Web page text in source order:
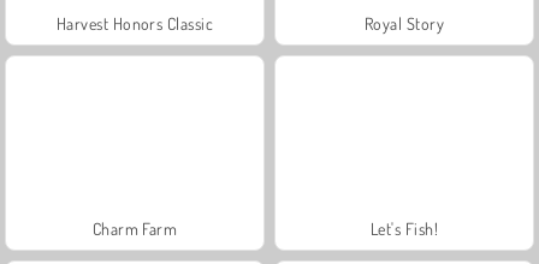
Harvest Honors Classic Royal Story
Charm Farm Let's Fish!